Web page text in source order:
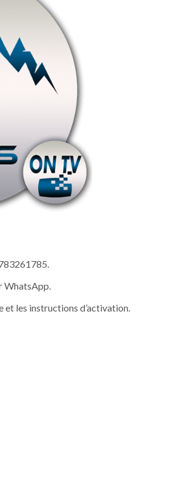
WhatsApp.
les instructions d’activation.